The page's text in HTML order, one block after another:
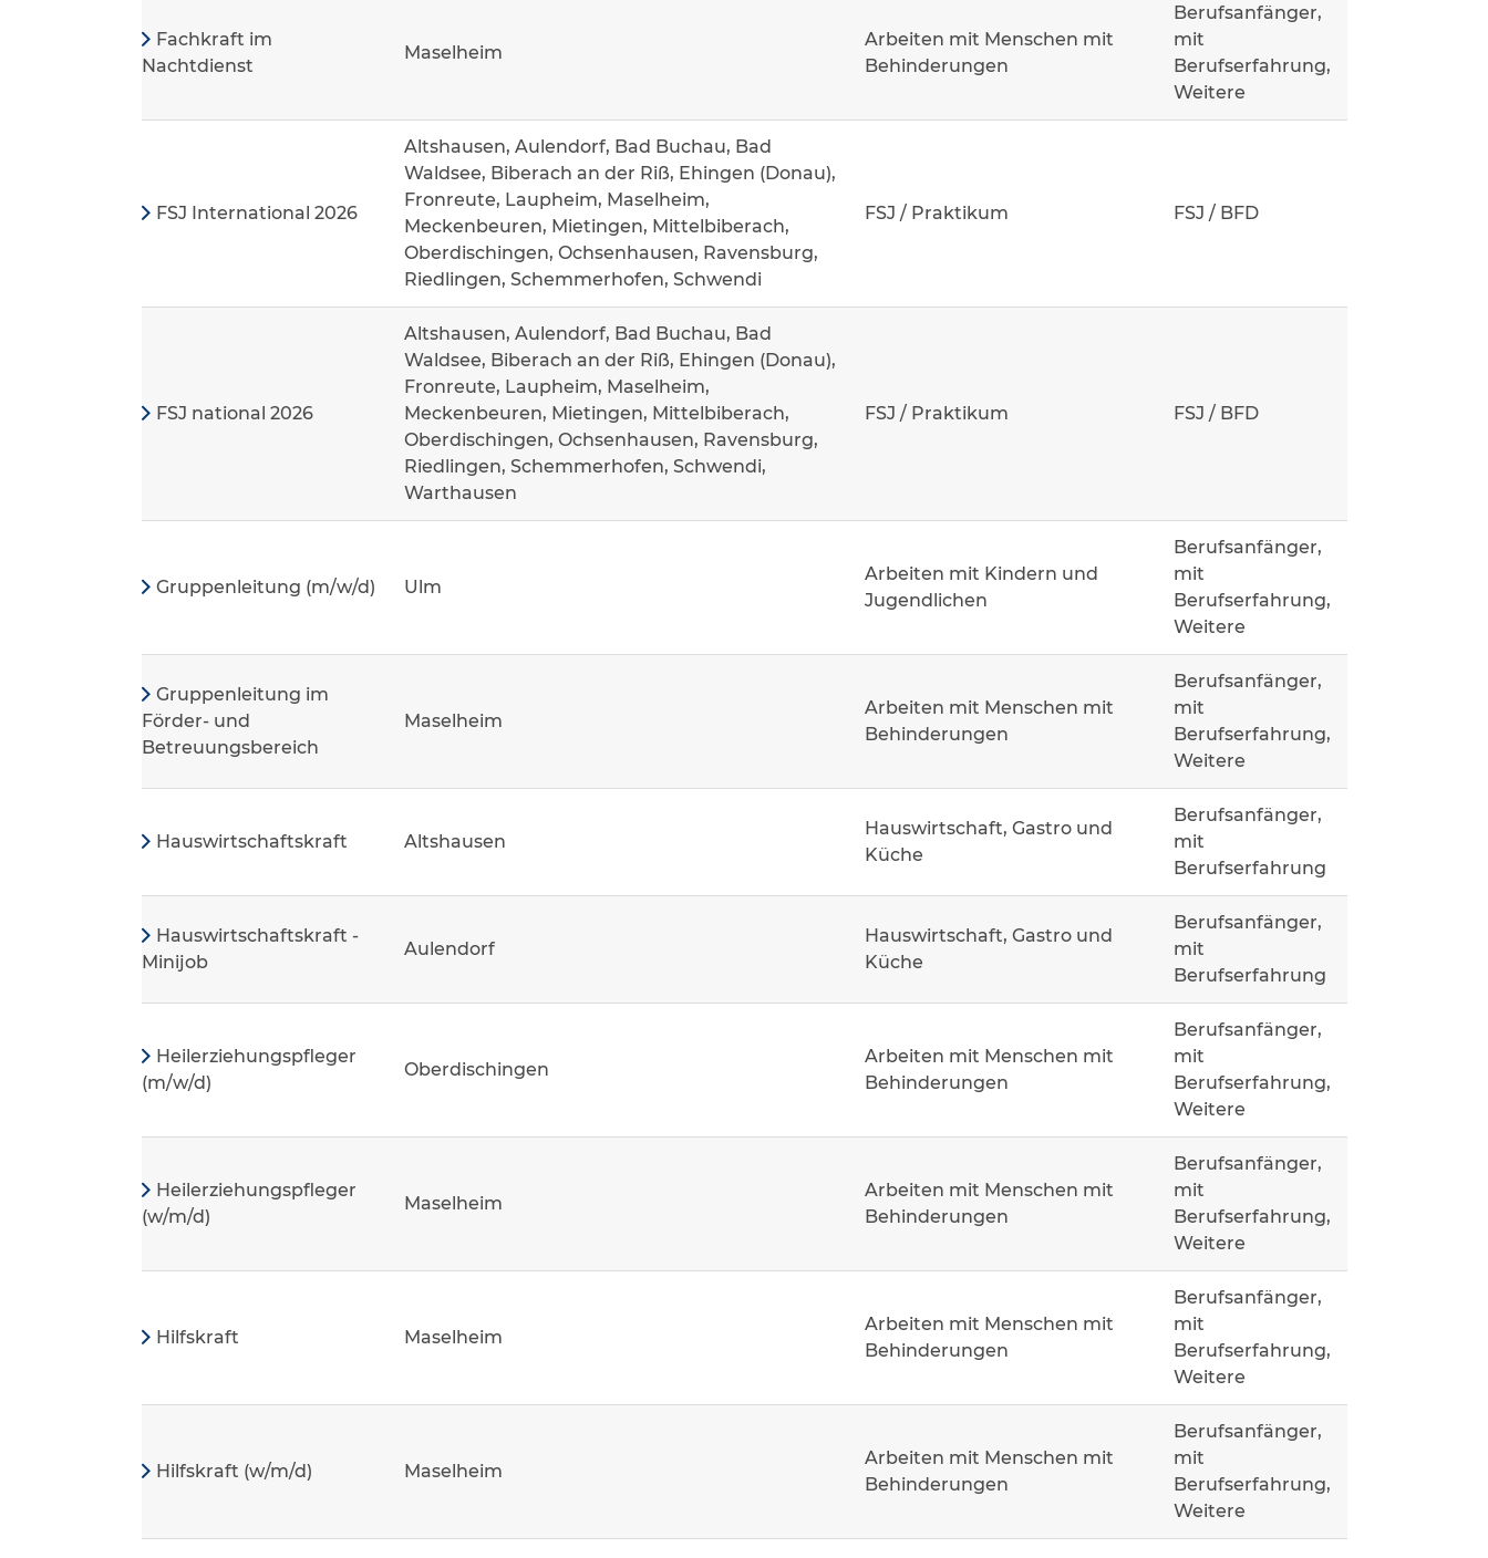
Fachkraft im
Nachtdienst
Maselheim
Arbeiten mit Menschen mit
Behinderungen
Berufsanfänger,
mit
Berufserfahrung,
Weitere
FSJ International 2026
Altshausen, Aulendorf, Bad Buchau, Bad
Waldsee, Biberach an der Riß, Ehingen (Donau),
Fronreute, Laupheim, Maselheim,
Meckenbeuren, Mietingen, Mittelbiberach,
Oberdischingen, Ochsenhausen, Ravensburg,
Riedlingen, Schemmerhofen, Schwendi
FSJ / Praktikum FSJ / BFD
FSJ national 2026
Altshausen, Aulendorf, Bad Buchau, Bad
Waldsee, Biberach an der Riß, Ehingen (Donau),
Fronreute, Laupheim, Maselheim,
Meckenbeuren, Mietingen, Mittelbiberach,
Oberdischingen, Ochsenhausen, Ravensburg,
Riedlingen, Schemmerhofen, Schwendi,
Warthausen
FSJ / Praktikum FSJ / BFD
Gruppenleitung (m/w/d) Ulm
Arbeiten mit Kindern und
Jugendlichen
Berufsanfänger,
mit
Berufserfahrung,
Weitere
Gruppenleitung im
Förder- und
Betreuungsbereich
Maselheim
Arbeiten mit Menschen mit
Behinderungen
Berufsanfänger,
mit
Berufserfahrung,
Weitere
Hauswirtschaftskraft Altshausen
Hauswirtschaft, Gastro und
Küche
Berufsanfänger,
mit
Berufserfahrung
Hauswirtschaftskraft -
Minijob
Aulendorf
Hauswirtschaft, Gastro und
Küche
Berufsanfänger,
mit
Berufserfahrung
Heilerziehungspfleger
(m/w/d)
Oberdischingen
Arbeiten mit Menschen mit
Behinderungen
Berufsanfänger,
mit
Berufserfahrung,
Weitere
Heilerziehungspfleger
(w/m/d)
Maselheim
Arbeiten mit Menschen mit
Behinderungen
Berufsanfänger,
mit
Berufserfahrung,
Weitere
Hilfskraft Maselheim
Arbeiten mit Menschen mit
Behinderungen
Berufsanfänger,
mit
Berufserfahrung,
Weitere
Hilfskraft (w/m/d) Maselheim
Arbeiten mit Menschen mit
Behinderungen
Berufsanfänger,
mit
Berufserfahrung,
Weitere